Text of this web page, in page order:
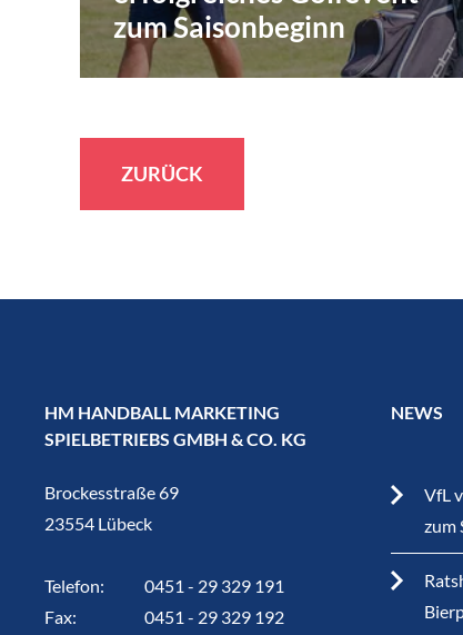
zum Saisonbeginn
ZURÜCK
HM HANDBALL MARKETING
SPIELBETRIEBS GMBH & CO. KG
Brockesstraße 69
23554 Lübeck
Telefon:
0451 - 29 329 191
Fax:
0451 - 29 329 192
NEWS
VfL
zum